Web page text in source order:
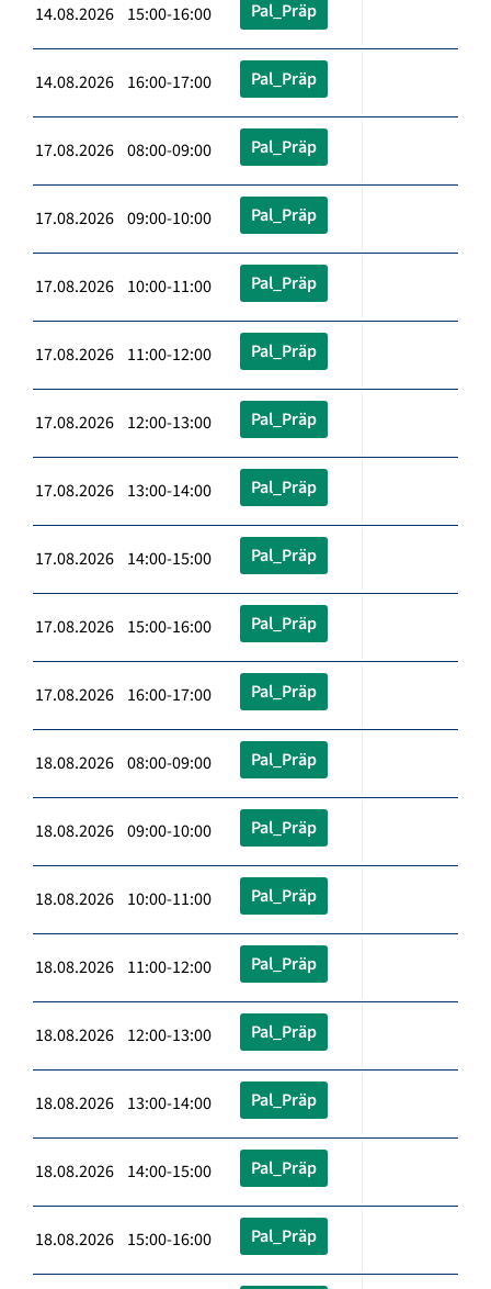
14.08.2026 15:00-16:00 Pal_Präp
14.08.2026 16:00-17:00 Pal_Präp
17.08.2026 08:00-09:00 Pal_Präp
17.08.2026 09:00-10:00 Pal_Präp
17.08.2026 10:00-11:00 Pal_Präp
17.08.2026 11:00-12:00 Pal_Präp
17.08.2026 12:00-13:00 Pal_Präp
17.08.2026 13:00-14:00 Pal_Präp
17.08.2026 14:00-15:00 Pal_Präp
17.08.2026 15:00-16:00 Pal_Präp
17.08.2026 16:00-17:00 Pal_Präp
18.08.2026 08:00-09:00 Pal_Präp
18.08.2026 09:00-10:00 Pal_Präp
18.08.2026 10:00-11:00 Pal_Präp
18.08.2026 11:00-12:00 Pal_Präp
18.08.2026 12:00-13:00 Pal_Präp
18.08.2026 13:00-14:00 Pal_Präp
18.08.2026 14:00-15:00 Pal_Präp
18.08.2026 15:00-16:00 Pal_Präp